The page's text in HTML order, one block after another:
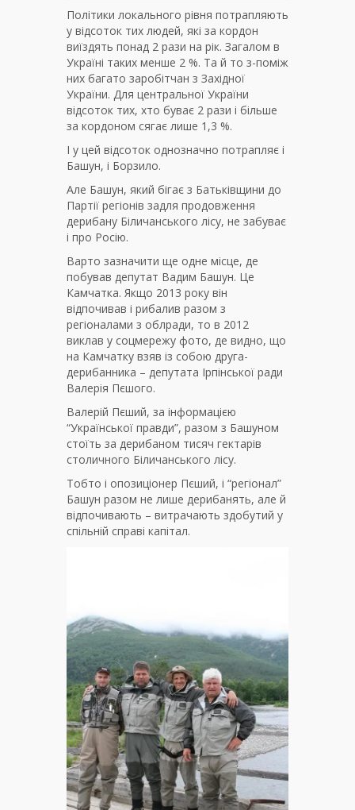
Політики локального рівня потрапляють
у відсоток тих людей, які за кордон
виїздять понад 2 рази на рік. Загалом в
Україні таких менше 2 %. Та й то з-поміж
них багато заробітчан з Західної
України. Для центральної України
відсоток тих, хто буває 2 рази і більше
за кордоном сягає лише 1,3 %.
І у цей відсоток однозначно потрапляє і
Башун, і Борзило.
Але Башун, який бігає з Батьківщини до
Партії регіонів задля продовження
дерибану Біличанського лісу, не забуває
і про Росію.
Варто зазначити ще одне місце, де
побував депутат Вадим Башун. Це
Камчатка. Якщо 2013 року він
відпочивав і рибалив разом з
регіоналами з облради, то в 2012
виклав у соцмережу фото, де видно, що
на Камчатку взяв із собою друга-
дерибанника – депутата Ірпінської ради
Валерія Пєшого.
Валерій Пєший, за інформацією
“Української правди”, разом з Башуном
стоїть за дерибаном тисяч гектарів
столичного Біличанського лісу.
Тобто і опозиціонер Пєший, і “регіонал”
Башун разом не лише дерибанять, але й
відпочивають – витрачають здобутий у
спільній справі капітал.